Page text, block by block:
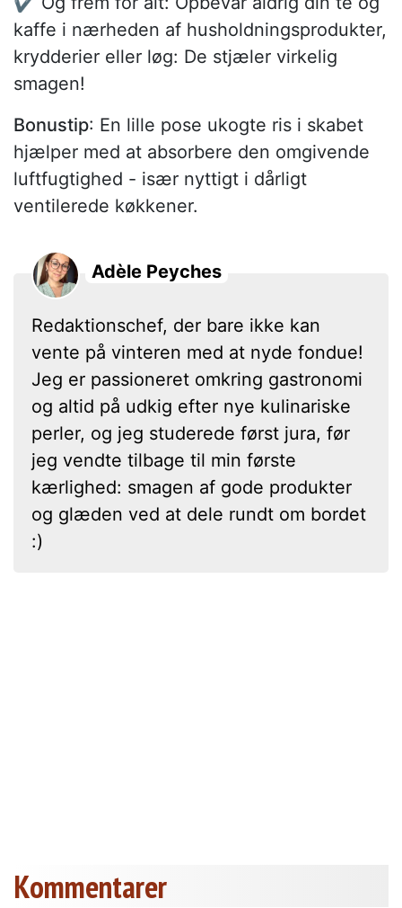
kaffe i nærheden af husholdningsprodukter,
krydderier eller løg: De stjæler virkelig
smagen!
Bonustip: En lille pose ukogte ris i skabet
hjælper med at absorbere den omgivende
luftfugtighed - især nyttigt i dårligt
ventilerede køkkener.
Adèle Peyches
Redaktionschef, der bare ikke kan
vente på vinteren med at nyde fondue!
Jeg er passioneret omkring gastronomi
og altid på udkig efter nye kulinariske
perler, og jeg studerede først jura, før
jeg vendte tilbage til min første
kærlighed: smagen af gode produkter
og glæden ved at dele rundt om bordet
:)
Kommentarer